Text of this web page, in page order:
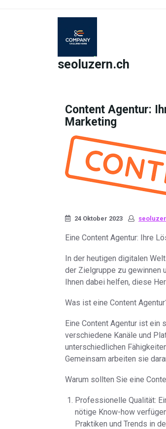
seoluzern.ch
Content Agentur:
Marketing
24 Oktober 2023
Eine Content Agentur: Ihre
In der heutigen digitalen
der Zielgruppe zu gewinnen
Ihnen dabei helfen, diese
Was ist eine Content
Eine Content Agentur ist ein
verschiedene Kanäle und
unterschiedlichen
Gemeinsam arbeiten sie
Warum sollten Sie eine
Professionelle Qualität:
nötige Know-how
Praktiken und Trends in